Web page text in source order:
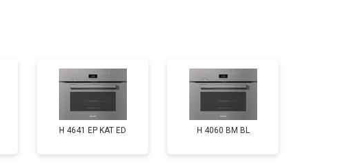
от 4500 ₽
H 4641 EP KAT ED H 4060 BM BL